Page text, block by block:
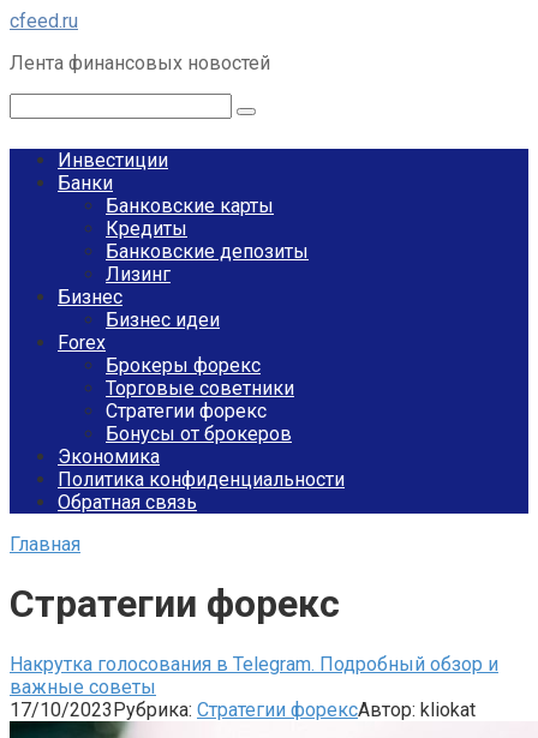
Перейти
контенту
cfeed.ru
Лента финансовых новостей
Инвестиции
Банки
Банковские карты
Кредиты
Банковские депозиты
Лизинг
Бизнес
Бизнес идеи
Forex
Брокеры форекс
Торговые советники
Стратегии форекс
Бонусы от брокеров
Экономика
Политика конфиденциальности
Обратная связь
Главная
Стратегии форекс
Накрутка голосования в Telegram. Подробный обзор и
важные советы
17/10/2023Рубрика: Стратегии форексАвтор: kliokat